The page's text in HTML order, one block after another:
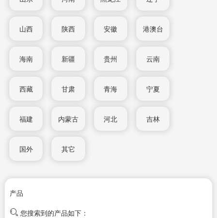
山西 陕西 安徽 港澳台
海南 新疆 贵州 云南
西藏 甘肃 青海 宁夏
福建 内蒙古 河北 吉林
国外 其它
产品
您搜索到的产品如下：